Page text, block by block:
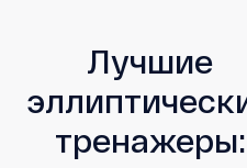
Лучшие
тренажеры: